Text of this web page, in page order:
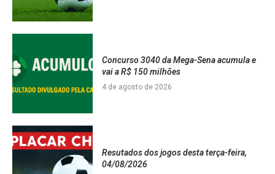
Concurso 3040 da Mega-Sena acumula e
vai a R$ 150 milhões
4 de agosto de 2026
Resutados dos jogos desta terça-feira,
04/08/2026